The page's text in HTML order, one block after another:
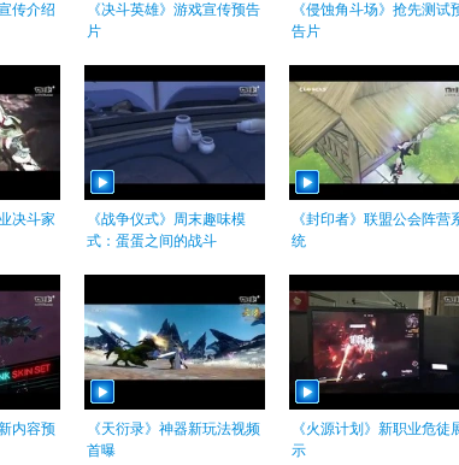
传介绍
《决斗英雄》游戏宣传预告
片
《侵蚀角斗场》抢先测试
告片
决斗家
《战争仪式》周末趣味模
式：蛋蛋之间的战斗
《封印者》联盟公会阵营
统
内容预
《天衍录》神器新玩法视频
首曝
《火源计划》新职业危徒
示